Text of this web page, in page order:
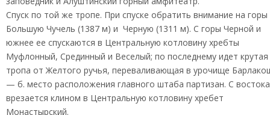
Спуск по той же тропе. При спуске обратить внимание на горы
Большую Чучель (1387 м) и Черную (1311 м). С горы Черной и
южнее ее спускаются в Центральную котловину хребты
Муфлонный, Срединный и Веселый; по последнему идет крутая
тропа от Желтого ручья, переваливающая в урочище
— б. место расположения главного штаба партизан. С востока
врезается клином в Центральную котловину хребет
Монастырский.